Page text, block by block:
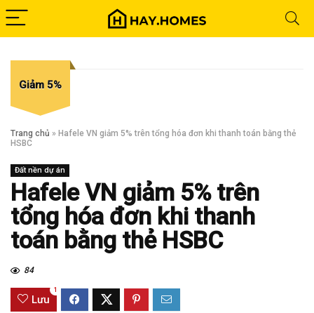
Giảm 5%
Trang chủ » Hafele VN giảm 5% trên tổng hóa đơn khi thanh toán bằng thẻ
HSBC
Đất nền dự án
Hafele VN giảm 5% trên
tổng hóa đơn khi thanh
toán bằng thẻ HSBC
84
Lưu
1